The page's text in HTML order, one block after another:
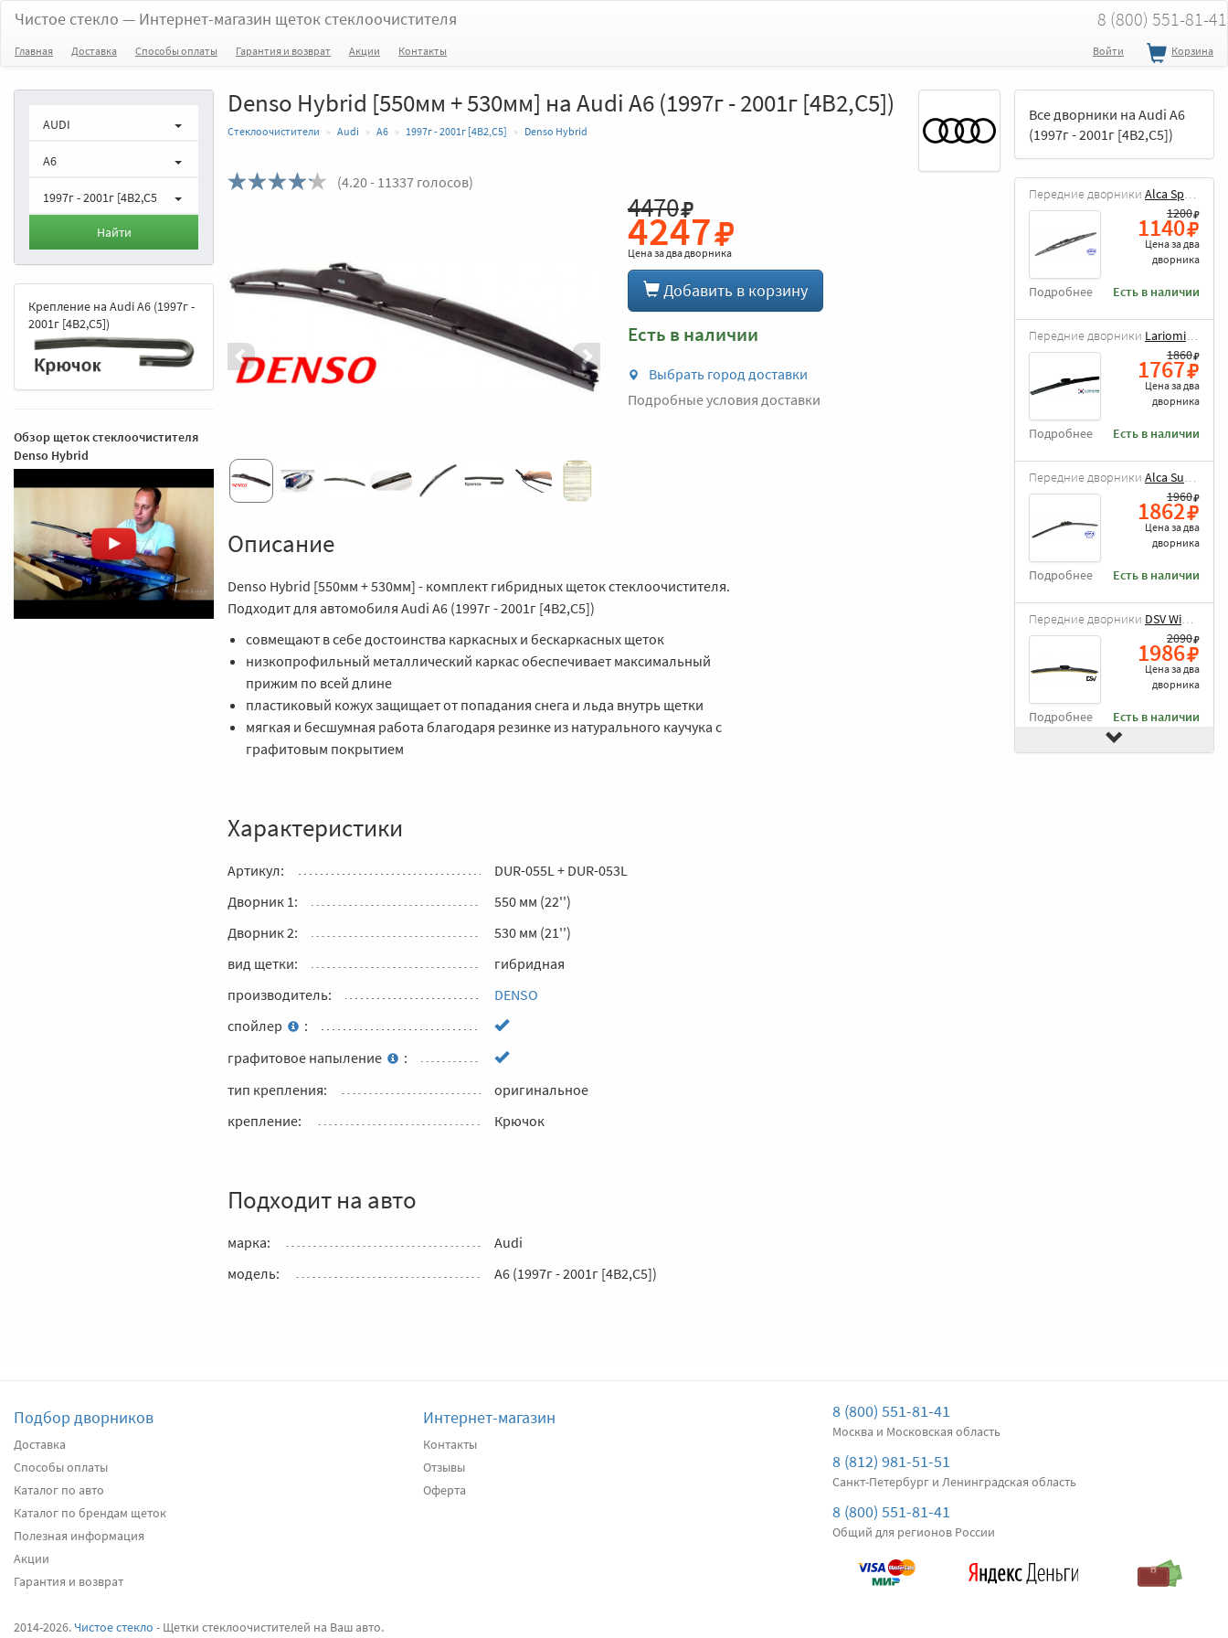
Чистое стекло — Интернет-магазин щеток стеклоочистителя 8 (800) 551-81-41
Главная Доставка Способы оплаты Гарантия и возврат Акции Контакты Войти Корзина
Denso Hybrid [550мм + 530мм] на Audi A6 (1997г - 2001г [4B2,C5])
Стеклоочистители Audi A6 1997г - 2001г [4B2,C5] Denso Hybrid
(4.20- 11337 голосов)
Вперед4470
4247
Цена задва дворника
Добавить в корзину
Есть в наличии
Выбрать город доставки
Подробные условия доставки
Описание
Denso Hybrid [550мм + 530мм] - комплект гибридных щеток стеклоочистителя.
Подходит для автомобиля Audi A6 (1997г - 2001г [4B2,C5])
совмещают в себе достоинства каркасных и бескаркасных щеток
низкопрофильный металлический каркас обеспечивает максимальный
прижим по всей длине
пластиковый кожух защищает от попадания снега и льда внутрь щетки
мягкая и бесшумная работа благодаря резинке из натурального каучука с
графитовым покрытием
Характеристики
Артикул:
DUR-055L + DUR-053L
Дворник 1:
550 мм (22'')
Дворник 2:
530 мм (21'')
вид щетки:
гибридная
производитель:
DENSO
спойлер
:
графитовое напыление
:
тип крепления:
оригинальное
крепление:
Крючок
Подходит на авто
марка:
Audi
модель:
A6 (1997г - 2001г [4B2,C5])
AUDI
A6
1997г - 2001г [4B2,C5]
Найти
Крепление на Audi A6 (1997г -
2001г [4B2,C5])
Обзор щеток стеклоочистителя
Denso Hybrid
Все дворники на Audi A6
(1997г - 2001г [4B2,C5])
Передние дворники Alca Special
1200
1140
Цена задва
дворника
Есть в наличии
Подробнее
Передние дворники Lariomi Hybrid
1860
1767
Цена задва
дворника
Есть в наличии
Подробнее
Передние дворники Alca Super Flat
1960
1862
Цена задва
дворника
Есть в наличии
Подробнее
Передние дворники DSV Wiper Blade
2090
1986
Цена задва
дворника
Есть в наличии
Подробнее
Подбор дворников
Доставка
Способы оплаты
Каталог по авто
Каталог по брендам щеток
Полезная информация
Акции
Гарантия и возврат
Интернет-магазин
Контакты
Отзывы
Оферта
8 (800) 551-81-41
Москва и Московская область
8 (812) 981-51-51
Санкт-Петербург и Ленинградская область
8 (800) 551-81-41
Общий для регионов России
2014-2026. Чистое стекло - Щетки стеклоочистителей на Ваш авто.